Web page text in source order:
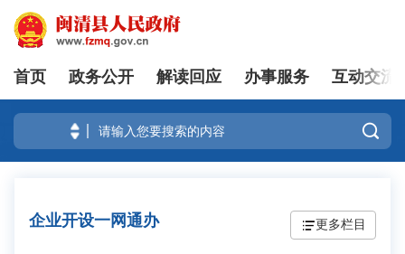
登录
首页 政务公开 解读回应 办事服务 互动交流

企业开设一网通办 更多栏目